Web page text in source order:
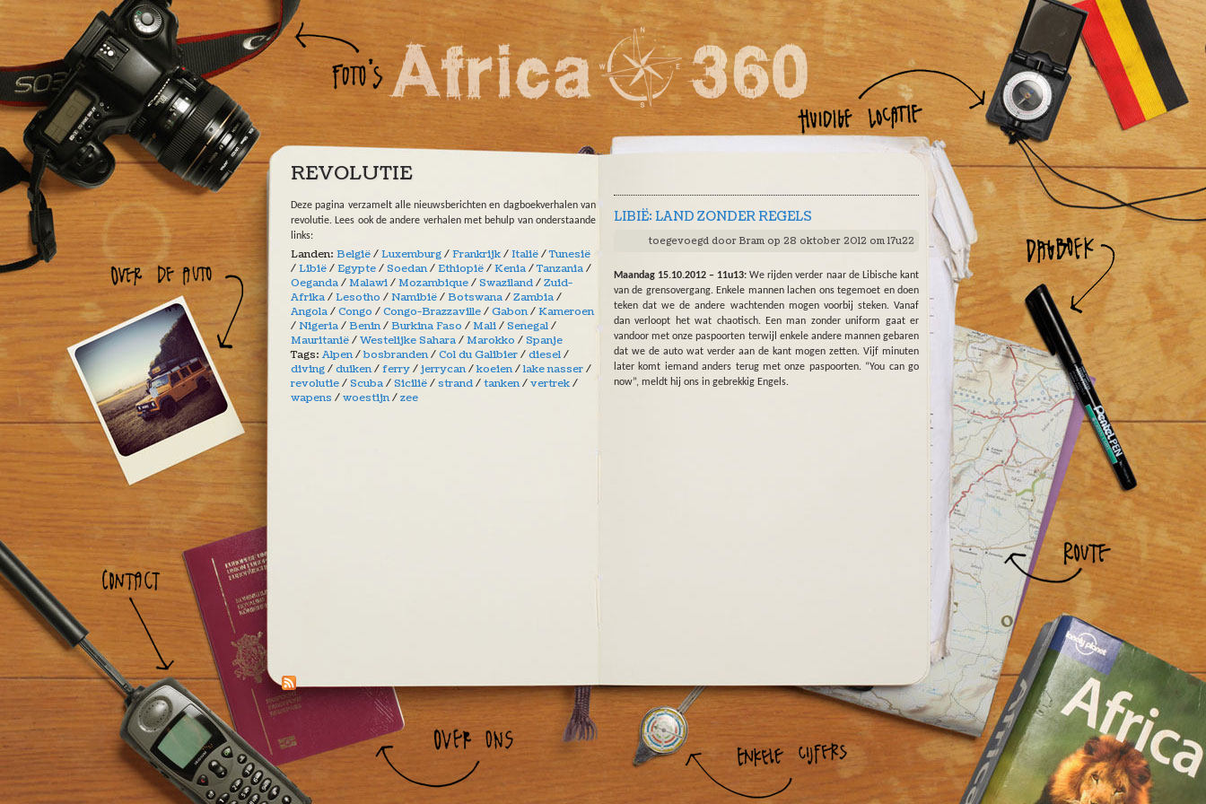
Overslaan en naar de algemene inhoud gaan
REVOLUTIE
Deze pagina verzamelt alle nieuwsberichten en dagboekverhalen van
revolutie. Lees ook de andere verhalen met behulp van onderstaande
links:
Landen: België/Luxemburg/Frankrijk/Italië/Tunesië
/Libië/Egypte/Soedan/Ethiopië/Kenia/Tanzania/
Oeganda/Malawi/Mozambique/Swaziland/Zuid-
Afrika/Lesotho /Namibië/Botswana/Zambia/
Angola/Congo /Congo-Brazzaville/Gabon/Kameroen
/Nigeria/Benin/Burkina Faso /Mali/Senegal/
Mauritanië/Westelijke Sahara/Marokko /Spanje
Tags: Alpen/bosbranden/Col du Galibier/diesel/
diving/duiken/ferry/jerrycan/koeien/lake nasser/
revolutie/Scuba/Sicilië/strand/tanken/vertrek/
wapens /woestijn/zee
LIBIË: LAND ZONDER REGELS
toegevoegd door Bram op 28 oktober 2012 om 17u22
Maandag 15.10.2012 – 11u13: We rijden verder naar de Libische kant
van de grensovergang. Enkele mannen lachen ons tegemoet en doen
teken dat we de andere wachtenden mogen voorbij steken. Vanaf
dan verloopt het wat chaotisch. Een man zonder uniform gaat er
vandoor met onze paspoorten terwijl enkele andere mannen gebaren
dat we de auto wat verder aan de kant mogen zetten. Vijf minuten
later komt iemand anders terug met onze paspoorten. “You can go
now”, meldt hij ons in gebrekkig Engels.